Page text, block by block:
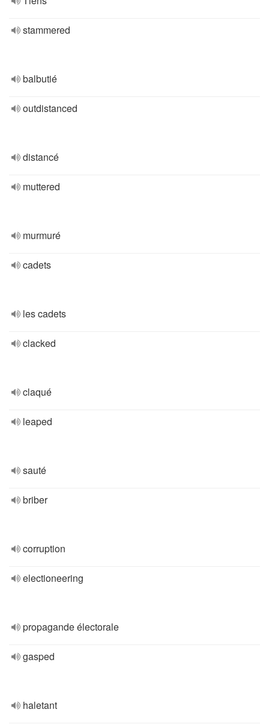
stammered
balbutié
outdistanced
distancé
muttered
murmuré
cadets
les cadets
clacked
claqué
leaped
sauté
briber
corruption
electioneering
propagande électorale
gasped
haletant